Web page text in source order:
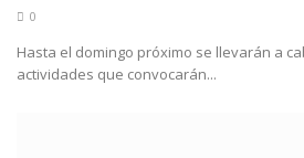
0
Hasta el domingo próximo se llevarán a
actividades que convocarán...